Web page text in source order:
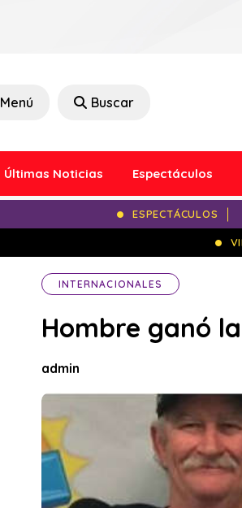
Menú Buscar
Últimas Noticias Espectáculos
ESPECTÁCULOS
INTERNACIONALES
Hombre ganó
admin